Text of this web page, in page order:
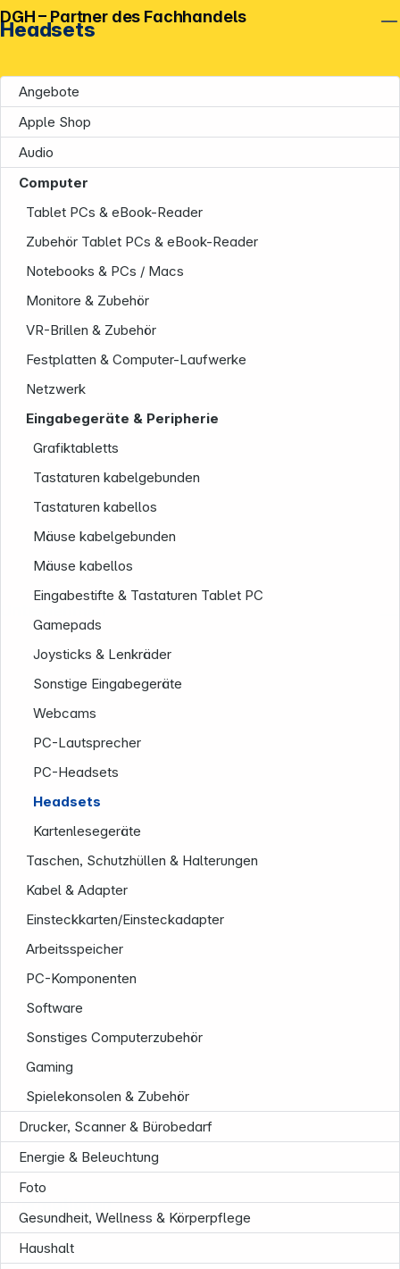
Headsets
Angebote
Apple Shop
Audio
Computer
Tablet PCs & eBook-Reader
Zubehör Tablet PCs & eBook-Reader
Notebooks & PCs / Macs
Monitore & Zubehör
VR-Brillen & Zubehör
Festplatten & Computer-Laufwerke
Netzwerk
Eingabegeräte & Peripherie
Grafiktabletts
Tastaturen kabelgebunden
Tastaturen kabellos
Mäuse kabelgebunden
Mäuse kabellos
Eingabestifte & Tastaturen Tablet PC
Gamepads
Joysticks & Lenkräder
Sonstige Eingabegeräte
Webcams
PC-Lautsprecher
PC-Headsets
Headsets
Kartenlesegeräte
Taschen, Schutzhüllen & Halterungen
Kabel & Adapter
Einsteckkarten/Einsteckadapter
Arbeitsspeicher
PC-Komponenten
Software
Sonstiges Computerzubehör
Gaming
Spielekonsolen & Zubehör
Drucker, Scanner & Bürobedarf
Energie & Beleuchtung
Foto
Gesundheit, Wellness & Körperpflege
Haushalt
DGH – Partner des Fachhandels
Informationen